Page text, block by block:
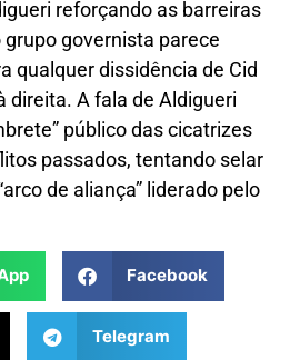
reforçando as barreiras
governista parece
qualquer dissidência de Cid
direita. A fala de Aldigueri
público das cicatrizes
passados, tentando selar
de aliança” liderado pelo
Facebook
Telegram